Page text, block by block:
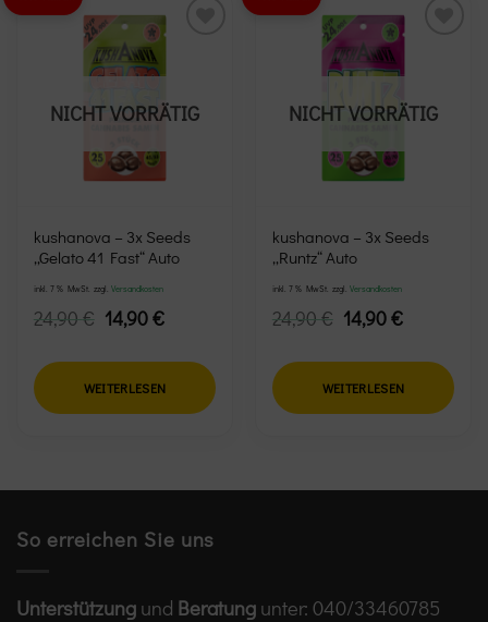
NICHT VORRÄTIG
kushanova – 3x Seeds
„Gelato 41 Fast“ Auto
inkl. 7 % MwSt. zzgl. Versandkosten
24,90€ Ursprünglicher
Preis
14,90€Aktueller
14,90 €.
WEITERLESEN
NICHT VORRÄTIG
kushanova – 3x Seeds
„Runtz“ Auto
inkl. 7 % MwSt. zzgl. Versandkosten
24,90€ Ursprünglicher
Preis
14,90€Aktueller
14,90 €.
WEITERLESEN
So erreichen Sie uns
Unterstützung und Beratung unter: 040/33460785